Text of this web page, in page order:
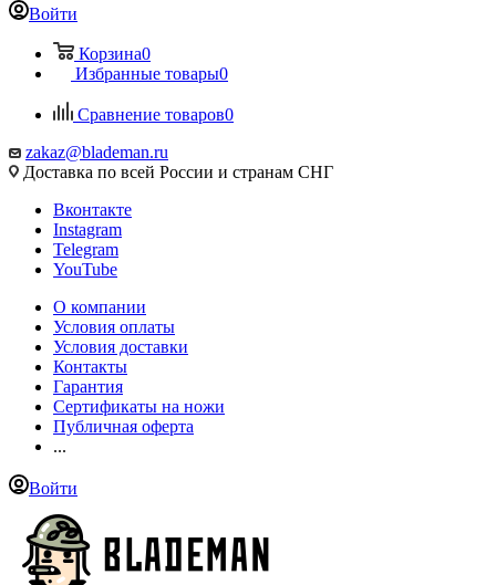
Войти
Корзина0
Избранные товары0
Сравнение товаров0
zakaz@blademan.ru
Доставка по всей России и странам СНГ
Вконтакте
Instagram
Telegram
YouTube
О компании
Условия оплаты
Условия доставки
Контакты
Гарантия
Сертификаты на ножи
Публичная оферта
...
Войти